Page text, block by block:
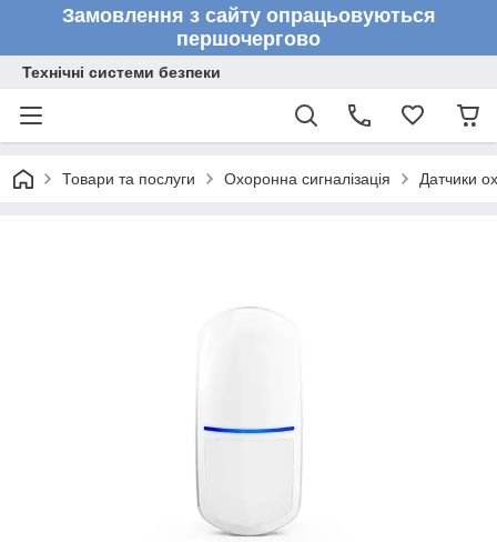
Замовлення з сайту опрацьовуються
першочергово
Технічні системи безпеки
Товари та послуги Охоронна сигналізація Датчики